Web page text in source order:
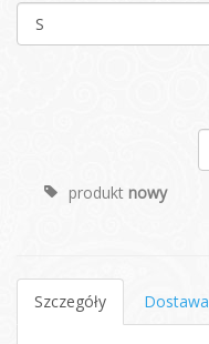
produkt nowy
Szczegóły Dostawa